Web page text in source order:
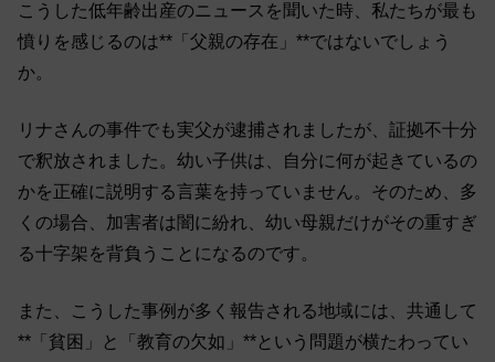
こうした低年齢出産のニュースを聞いた時、私たちが最も
憤りを感じるのは**「父親の存在」**ではないでしょう
か。
リナさんの事件でも実父が逮捕されましたが、証拠不十分
で釈放されました。幼い子供は、自分に何が起きているの
かを正確に説明する言葉を持っていません。そのため、多
くの場合、加害者は闇に紛れ、幼い母親だけがその重すぎ
る十字架を背負うことになるのです。
また、こうした事例が多く報告される地域には、共通して
**「貧困」と「教育の欠如」**という問題が横たわってい